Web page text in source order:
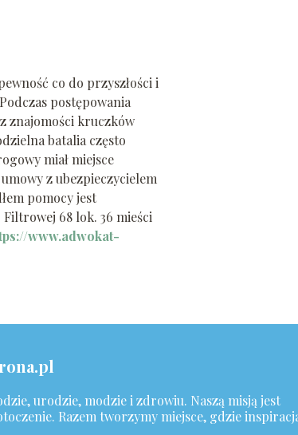
co do przyszłości i
postępowania
znajomości kruczków
batalia często
miał miejsce
z ubezpieczycielem
pomocy jest
68 lok. 36 mieści
www.adwokat-
urodzie, modzie i zdrowiu. Naszą misją jest
Razem tworzymy miejsce, gdzie